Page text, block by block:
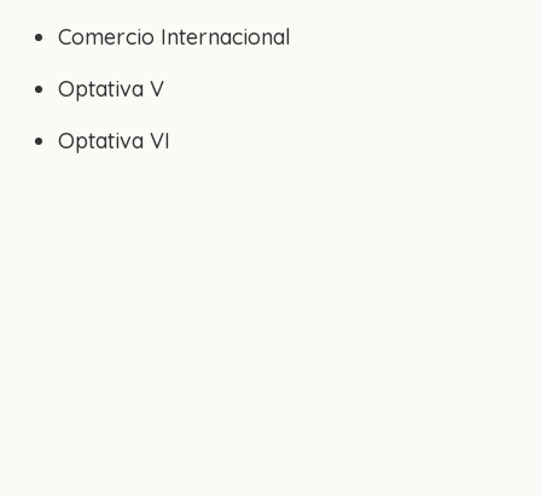
Comercio Internacional
Optativa V
Optativa VI